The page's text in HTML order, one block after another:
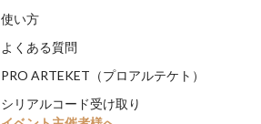
使い方
よくある質問
PRO ARTEKET（プロアルテケト）
シリアルコード受け取り